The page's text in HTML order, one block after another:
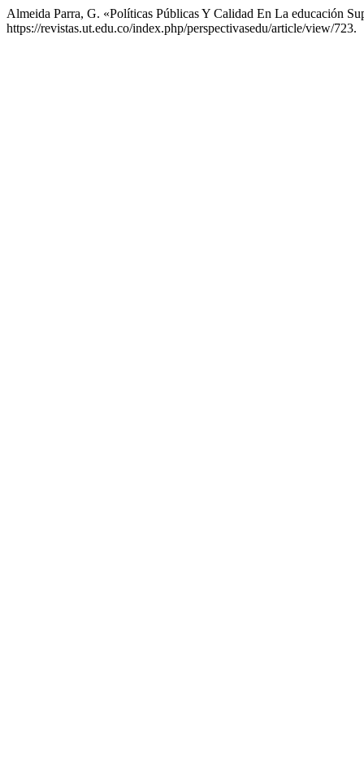
Almeida Parra, G. «Políticas Públicas Y Calidad En La educación
https://revistas.ut.edu.co/index.php/perspectivasedu/article/view/723.